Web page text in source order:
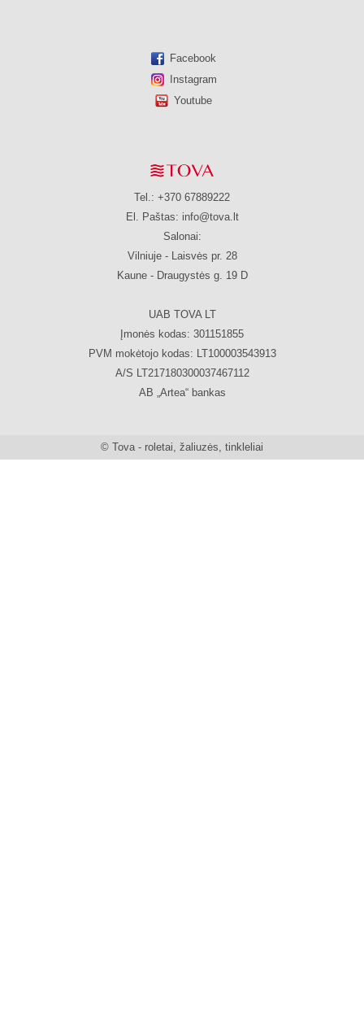
Facebook
Instagram
Youtube
Tel.: +370 67889222
El. Paštas: info@tova.lt
Salonai:
Vilniuje - Laisvės pr. 28
Kaune - Draugystės g. 19 D
UAB TOVA LT
Įmonės kodas: 301151855
PVM mokėtojo kodas: LT100003543913
A/S LT217180300037467112
AB „Artea“ bankas
© Tova - roletai, žaliuzės, tinkleliai